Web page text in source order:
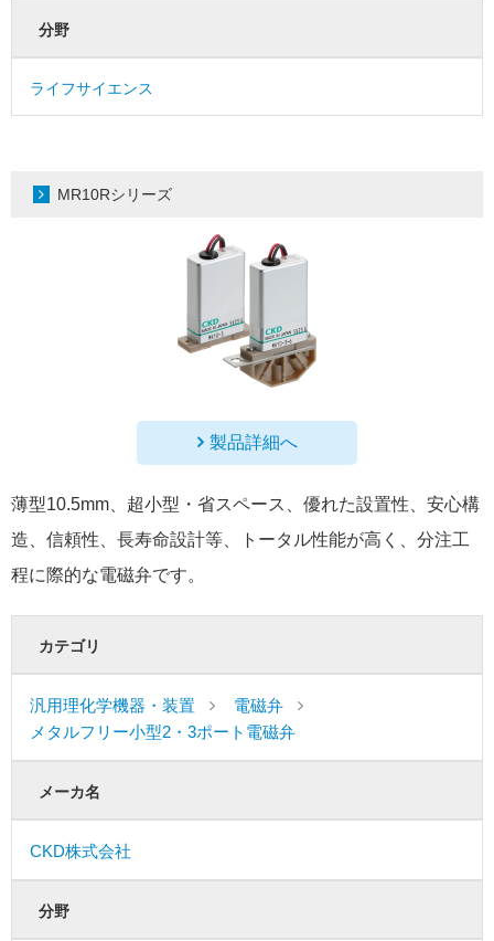
分野
ライフサイエンス
MR10Rシリーズ
製品詳細へ
薄型10.5mm、超小型・省スペース、優れた設置性、安心構
造、信頼性、長寿命設計等、トータル性能が高く、分注工
程に際的な電磁弁です。
カテゴリ
汎用理化学機器・装置
電磁弁
メタルフリー小型2・3ポート電磁弁
メーカ名
CKD株式会社
分野